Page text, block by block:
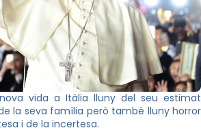
vida a Itàlia lluny del seu estimat
la seva família però també lluny horror
i de la incertesa.